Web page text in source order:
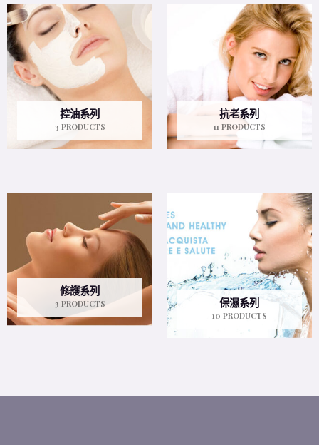
控油系列
3 PRODUCTS
抗老系列
11 PRODUCTS
修護系列
3 PRODUCTS 保濕系列
10 PRODUCTS